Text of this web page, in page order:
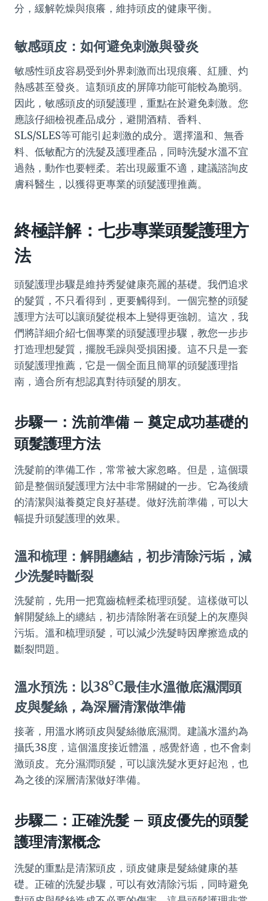
分，緩解乾燥與痕癢，維持頭皮的健康平衡。
敏感頭皮：如何避免刺激與發炎
敏感性頭皮容易受到外界刺激而出現痕癢、紅腫、灼
熱感甚至發炎。這類頭皮的屏障功能可能較為脆弱。
因此，敏感頭皮的頭髮護理，重點在於避免刺激。您
應該仔細檢視產品成分，避開酒精、香料、
SLS/SLES等可能引起刺激的成分。選擇溫和、無香
料、低敏配方的洗髮及護理產品，同時洗髮水溫不宜
過熱，動作也要輕柔。若出現嚴重不適，建議諮詢皮
膚科醫生，以獲得更專業的頭髮護理推薦。
終極詳解：七步專業頭髮護理方
法
頭髮護理步驟是維持秀髮健康亮麗的基礎。我們追求
的髮質，不只看得到，更要觸得到。一個完整的頭髮
護理方法可以讓頭髮從根本上變得更強韌。這次，我
們將詳細介紹七個專業的頭髮護理步驟，教您一步步
打造理想髮質，擺脫毛躁與受損困擾。這不只是一套
頭髮護理推薦，它是一個全面且簡單的頭髮護理指
南，適合所有想認真對待頭髮的朋友。
步驟一：洗前準備 – 奠定成功基礎的
頭髮護理方法
洗髮前的準備工作，常常被大家忽略。但是，這個環
節是整個頭髮護理方法中非常關鍵的一步。它為後續
的清潔與滋養奠定良好基礎。做好洗前準備，可以大
幅提升頭髮護理的效果。
溫和梳理：解開纏結，初步清除污垢，減
少洗髮時斷裂
洗髮前，先用一把寬齒梳輕柔梳理頭髮。這樣做可以
解開髮絲上的纏結，初步清除附著在頭髮上的灰塵與
污垢。溫和梳理頭髮，可以減少洗髮時因摩擦造成的
斷裂問題。
溫水預洗：以38°C最佳水溫徹底濕潤頭
皮與髮絲，為深層清潔做準備
接著，用溫水將頭皮與髮絲徹底濕潤。建議水溫約為
攝氏38度，這個溫度接近體溫，感覺舒適，也不會刺
激頭皮。充分濕潤頭髮，可以讓洗髮水更好起泡，也
為之後的深層清潔做好準備。
步驟二：正確洗髮 – 頭皮優先的頭髮
護理清潔概念
洗髮的重點是清潔頭皮，頭皮健康是髮絲健康的基
礎。正確的洗髮步驟，可以有效清除污垢，同時避免